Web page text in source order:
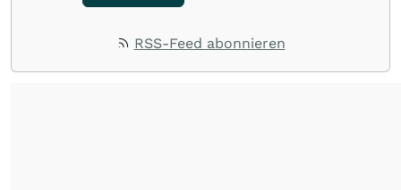
RSS-Feed abonnieren